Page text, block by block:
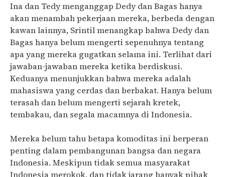
Ina dan Tedy menganggap Dedy dan Bagas hanya
akan menambah pekerjaan mereka, berbeda dengan
kawan lainnya, Srintil menangkap bahwa Dedy dan
Bagas hanya belum mengerti sepenuhnya tentang
apa yang mereka gugatkan selama ini. Terlihat dari
jawaban-jawaban mereka ketika berdiskusi.
Keduanya menunjukkan bahwa mereka adalah
mahasiswa yang cerdas dan berbakat. Hanya belum
terasah dan belum mengerti sejarah kretek,
tembakau, dan segala macamnya di Indonesia.
Mereka belum tahu betapa komoditas ini berperan
penting dalam pembangunan bangsa dan negara
Indonesia. Meskipun tidak semua masyarakat
Indonesia merokok, dan tidak jarang banyak pihak